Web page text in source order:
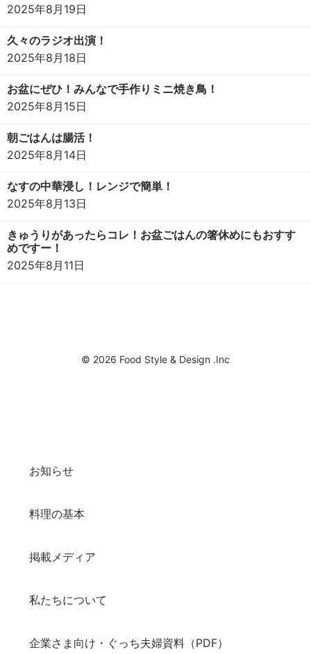
2025年8月19日
久々のラジオ出演！
2025年8月18日
お盆にぜひ！みんなで手作りミニ焼き鳥！
2025年8月15日
朝ごはんは腸活！
2025年8月14日
なすの中華浸し！レンジで簡単！
2025年8月13日
きゅうりがあったらコレ！お盆ごはんの箸休めにもおすす
めですー！
2025年8月11日
© 2026 Food Style & Design .Inc
お知らせ
料理の基本
掲載メディア
私たちについて
企業さま向け・ぐっち夫婦資料（PDF）